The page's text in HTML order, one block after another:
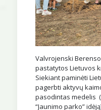
Valvrojenski
pastatytos Lietuvos
Siekiant paminėti
pagerbti aktyvų
pasodintas medelis
“Jaunimo parko”